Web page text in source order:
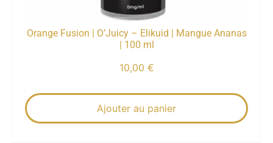
Orange Fusion | O’Juicy – Elikuid | Mangue Ananas
| 100 ml
10,00 €
Ajouter au panier